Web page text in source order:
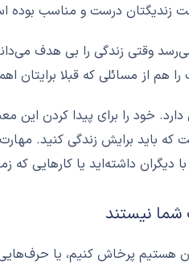
زندیگتان درست و مناسب بوده
وقتی زندگی را بی هدف
هم از مسائلی که قبلا برایتان
خود را برای پیدا کردن
باید برایش زندگی کنید.
دیگران داشته‌اید یا کارهایی
هستیم پرخاش کنیم، یا